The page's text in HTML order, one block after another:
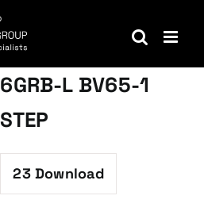
6GRB-L BV65-1
STEP
23Download